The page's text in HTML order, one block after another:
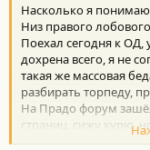
Насколько я
Низ правого
Поехал сегодня к
дохрена всего, я не
такая же массовая
разбирать торпеду,
На Прадо форум
страниц, сижу курю,
радикальные, но по